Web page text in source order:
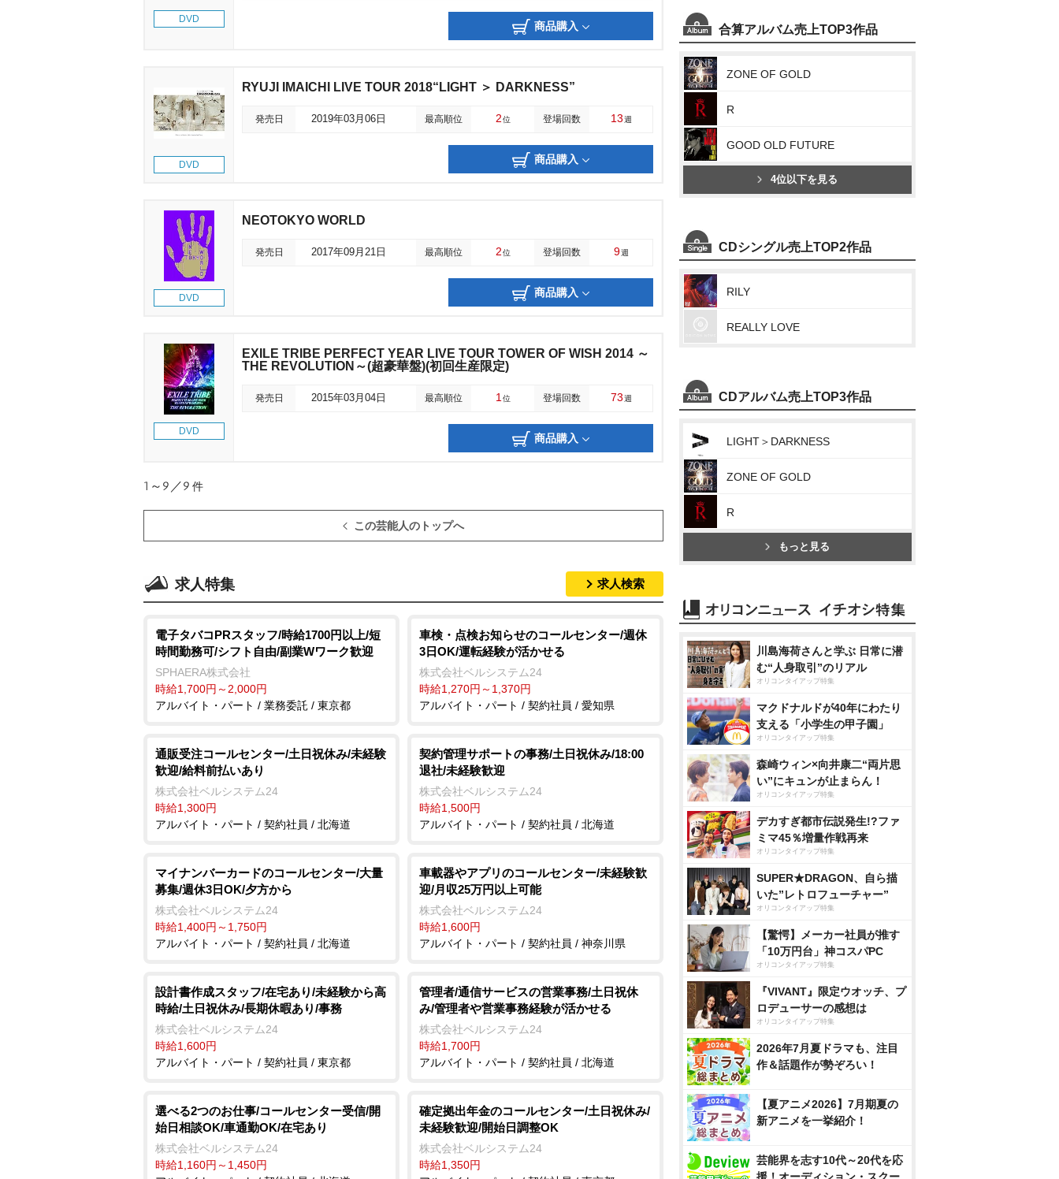
DVD
商品購入
DVD
RYUJI IMAICHI LIVE TOUR 2018“LIGHT ＞ DARKNESS”
発売日 2019年03月06日 最高順位 2位 登場回数 13週
商品購入
DVD
NEOTOKYO WORLD
発売日 2017年09月21日 最高順位 2位 登場回数 9週
商品購入
DVD
EXILE TRIBE PERFECT YEAR LIVE TOUR TOWER OF WISH 2014 ～
THE REVOLUTION～(超豪華盤)(初回生産限定)
発売日 2015年03月04日 最高順位 1 位 登場回数 73週
商品購入
1～9／9 件
この芸能人のトップへ
求人特集 求人検索
電子タバコPRスタッフ/時給1700円以上/短
時間勤務可/シフト自由/副業Wワーク歓迎
SPHAERA株式会社
時給1,700円～2,000円
アルバイト・パート / 業務委託 / 東京都
車検・点検お知らせのコールセンター/週休
3日OK/運転経験が活かせる
株式会社ベルシステム24
時給1,270円～1,370円
アルバイト・パート / 契約社員 / 愛知県
通販受注コールセンター/土日祝休み/未経験
歓迎/給料前払いあり
株式会社ベルシステム24
時給1,300円
アルバイト・パート / 契約社員 / 北海道
契約管理サポートの事務/土日祝休み/18:00
退社/未経験歓迎
株式会社ベルシステム24
時給1,500円
アルバイト・パート / 契約社員 / 北海道
マイナンバーカードのコールセンター/大量
募集/週休3日OK/夕方から
株式会社ベルシステム24
時給1,400円～1,750円
アルバイト・パート / 契約社員 / 北海道
車載器やアプリのコールセンター/未経験歓
迎/月収25万円以上可能
株式会社ベルシステム24
時給1,600円
アルバイト・パート / 契約社員 / 神奈川県
設計書作成スタッフ/在宅あり/未経験から高
時給/土日祝休み/長期休暇あり/事務
株式会社ベルシステム24
時給1,600円
アルバイト・パート / 契約社員 / 東京都
管理者/通信サービスの営業事務/土日祝休
み/管理者や営業事務経験が活かせる
株式会社ベルシステム24
時給1,700円
アルバイト・パート / 契約社員 / 北海道
選べる2つのお仕事/コールセンター受信/開
始日相談OK/車通勤OK/在宅あり
株式会社ベルシステム24
時給1,160円～1,450円
確定拠出年金のコールセンター/土日祝休み/
未経験歓迎/開始日調整OK
株式会社ベルシステム24
時給1,350円
合算アルバム売上TOP3作品
ZONE OF GOLD
R
GOOD OLD FUTURE
4位以下を見る
CDシングル売上TOP2作品
RILY
REALLY LOVE
CDアルバム売上TOP3作品
LIGHT＞DARKNESS
ZONE OF GOLD
R
もっと見る
川島海荷さんと学ぶ 日常に潜
む“人身取引”のリアル
オリコンタイアップ特集
マクドナルドが40年にわたり
支える「小学生の甲子園」
オリコンタイアップ特集
森崎ウィン×向井康二“両片思
い”にキュンが止まらん！
オリコンタイアップ特集
デカすぎ都市伝説発生!?ファ
ミマ45％増量作戦再来
オリコンタイアップ特集
SUPER★DRAGON、自ら描
いた”レトロフューチャー”
オリコンタイアップ特集
【驚愕】メーカー社員が推す
「10万円台」神コスパPC
オリコンタイアップ特集
『VIVANT』限定ウオッチ、プ
ロデューサーの感想は
オリコンタイアップ特集
2026年7月夏ドラマも、注目
作＆話題作が勢ぞろい！
【夏アニメ2026】7月期夏の
新アニメを一挙紹介！
芸能界を志す10代～20代を応